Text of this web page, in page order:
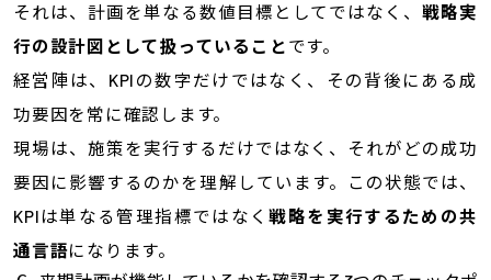
それは、計画を単なる数値目標としてではなく、戦略実
行の設計図として扱っていること です。
経営陣は、KPIの数字だけではなく、その背後にある成
功要因を常に確認します。
現場は、施策を実行するだけではなく、それがどの成功
要因に影響するのかを理解しています。この状態では、
KPIは単なる管理指標ではなく戦略を実行するための共
通言語になります。